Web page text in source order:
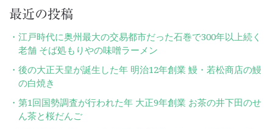
最近の投稿
江戸時代に奥州最大の交易都市だった石巻で300年以上続く
老舗 そば処もりやの味噌ラーメン
後の大正天皇が誕生した年 明治12年創業 鰻・若松商店の鰻
の白焼き
第1回国勢調査が行われた年 大正9年創業 お茶の井下田のせ
ん茶と桜だんご